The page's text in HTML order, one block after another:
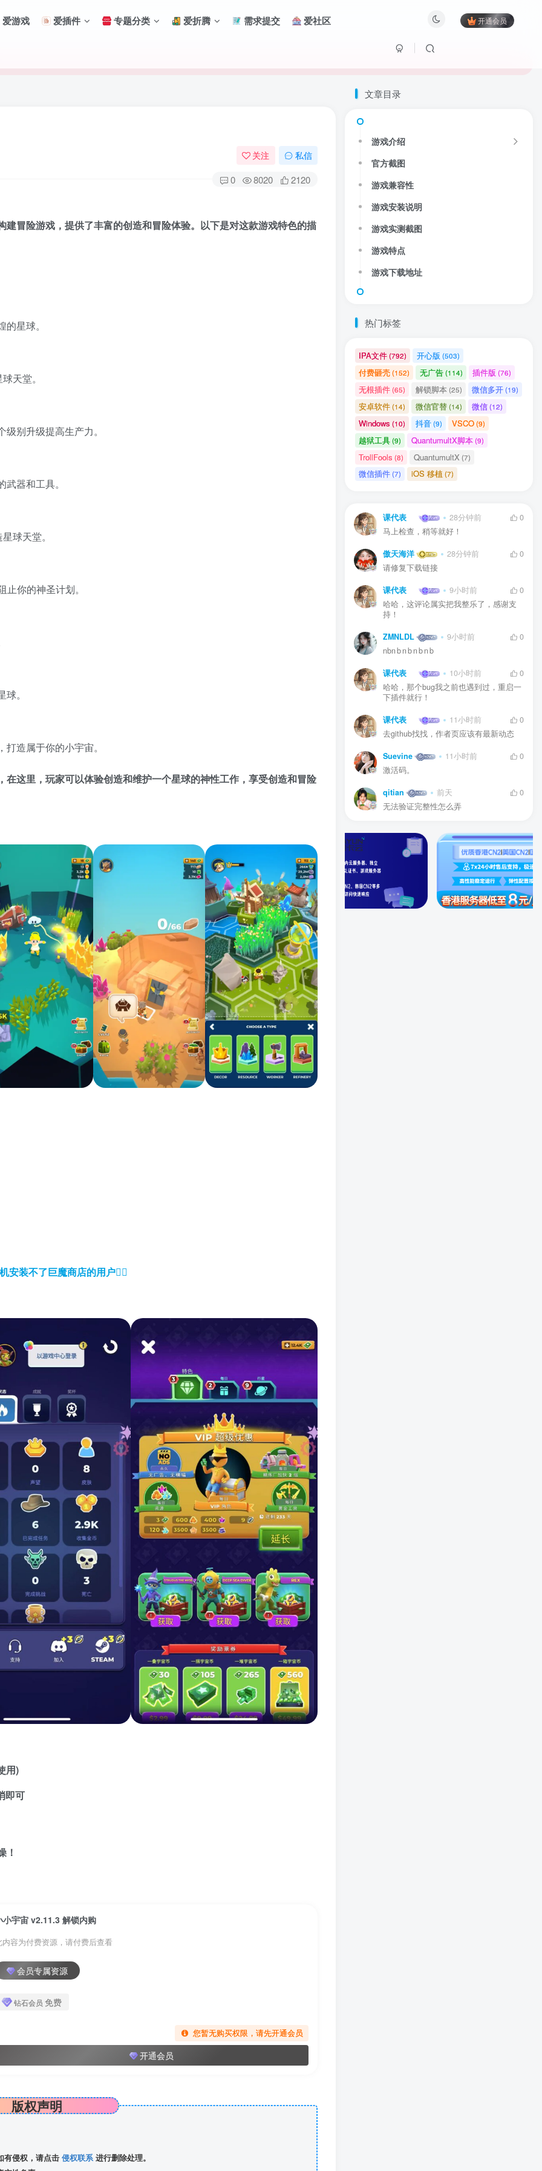
爱游戏 爱插件 专题分类 爱折腾 需求提交 爱社区 开通会员
关注 私信
0 8020 2120
冒险游戏，提供了丰富的创造和冒险体验。以下是对这款游戏特色的描
星球。
天堂。
别升级提高生产力。
器和工具。
球天堂。
你的神圣计划。
。
造属于你的小宇宙。
这里，玩家可以体验创造和维护一个星球的神性工作，享受创造和冒险
安装不了巨魔商店的用户👈🏼
用)
即可
！
小宇宙 v2.11.3 解锁内购
内容为付费资源，请付费后查看
会员专属资源
钻石会员 免费
您暂无购买权限，请先开通会员
开通会员
版权声明
有侵权，请点击 侵权联系进行删除处理。
文章目录
游戏介绍
官方截图
游戏兼容性
游戏安装说明
游戏实测截图
游戏特点
游戏下载地址
热门标签
IPA文件(792) 开心版 (503)
付费砸壳(152) 无广告(114) 插件版 (76)
无根插件(65) 解锁脚本(25) 微信多开(19)
安卓软件(14) 微信官替(14) 微信(12)
Windows (10) 抖音(9) VSCO(9)
越狱工具(9) QuantumultX脚本(9)
TrollFools (8) QuantumultX (7)
微信插件(7) iOS 移植 (7)
课代表 28分钟前
0
马上检查，稍等就好！
傲天海洋 28分钟前
0
请修复下载链接
课代表 9小时前
0
哈哈，这评论属实把我整乐了，感谢支
持！
ZMNLDL 9小时前
0
nbn b n b n b n b
课代表 10小时前
0
哈哈，那个bug我之前也遇到过，重启一
下插件就行！
课代表 11小时前
0
去github找找，作者页应该有最新动态
Suevine 11小时前
0
激活码。
qitian 前天
0
无法验证完整性怎么弄